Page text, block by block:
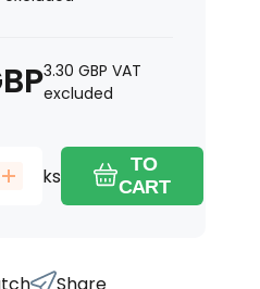
3.30 GBP VAT
excluded
ks
TO
CART